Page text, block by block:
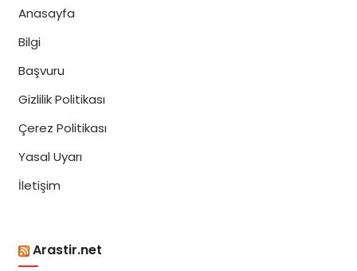
Anasayfa
Bilgi
Başvuru
Gizlilik Politikası
Çerez Politikası
Yasal Uyarı
İletişim
Arastir.net